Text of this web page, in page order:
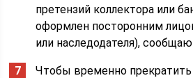
претензий коллектора или
оформлен посторонним
или наследодателя),
Чтобы временно